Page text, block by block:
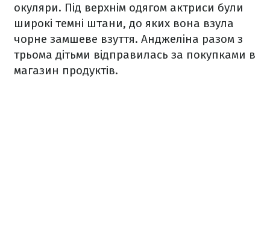
окуляри. Під верхнім одягом актриси були
широкі темні штани, до яких вона взула
чорне замшеве взуття. Анджеліна разом з
трьома дітьми відправилась за покупками в
магазин продуктів.